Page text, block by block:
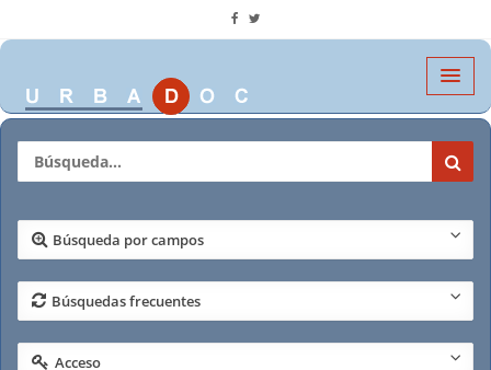
Búsqueda por campos
Búsquedas frecuentes
Acceso